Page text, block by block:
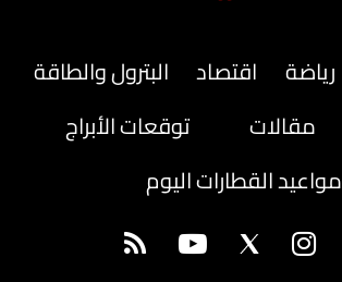
رياضة اقتصاد
البترول والطاقة
مقالات
توقعات الأبراج
مواعيد القطارات اليوم